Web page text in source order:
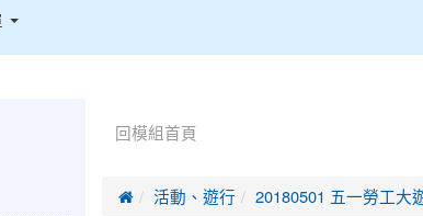
回模組首頁
 活動、遊行 20180501 五一勞工大